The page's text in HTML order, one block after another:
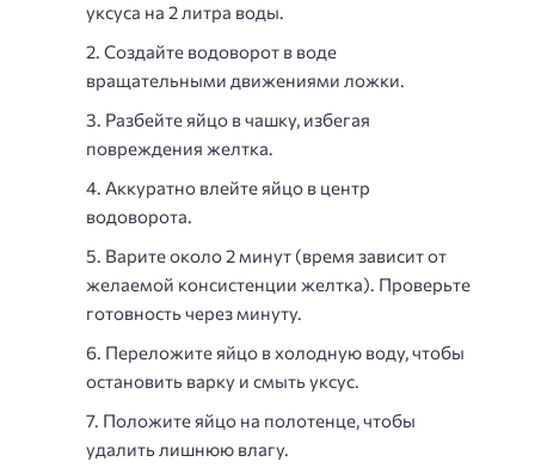
уксуса на 2 литра воды.
Создайте водоворот в воде
вращательными движениями ложки.
Разбейте яйцо в чашку, избегая
повреждения желтка.
Аккуратно влейте яйцо в центр
водоворота.
Варите около 2 минут (время зависит от
желаемой консистенции желтка). Проверьте
готовность через минуту.
Переложите яйцо в холодную воду, чтобы
остановить варку и смыть уксус.
Положите яйцо на полотенце, чтобы
удалить лишнюю влагу.